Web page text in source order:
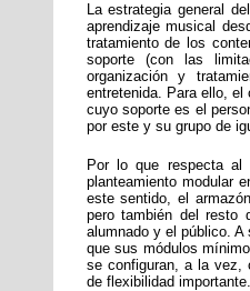
La estrategia general
aprendizaje musical
tratamiento de los
soporte (con las
organización y
entretenida. Para ello,
cuyo soporte es el
por este y su grupo de
Por lo que respecta al
planteamiento modular
este sentido, el
pero también del resto
alumnado y el público.
que sus módulos
se configuran, a la vez,
de flexibilidad importante.